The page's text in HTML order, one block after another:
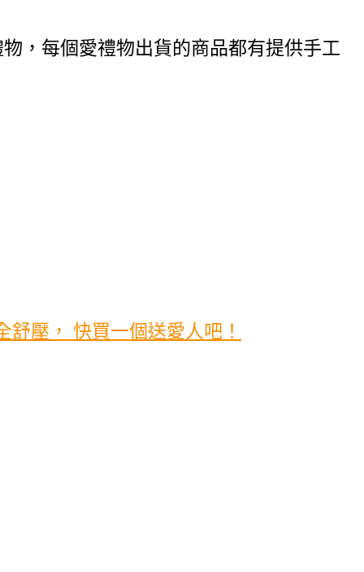
，每個愛禮物出貨的商品都有提供手工
壓， 快買一個送愛人吧！